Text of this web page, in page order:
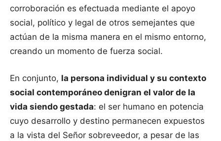
corroboración es efectuada mediante el apoyo
social, político y legal de otros semejantes que
actúan de la misma manera en el mismo entorno,
creando un momento de fuerza social.
En conjunto, la persona individual y su contexto
social contemporáneo denigran el valor de la
vida siendo gestada: el ser humano en potencia
cuyo desarrollo y destino permanecen expuestos
a la vista del Señor sobreveedor, a pesar de las